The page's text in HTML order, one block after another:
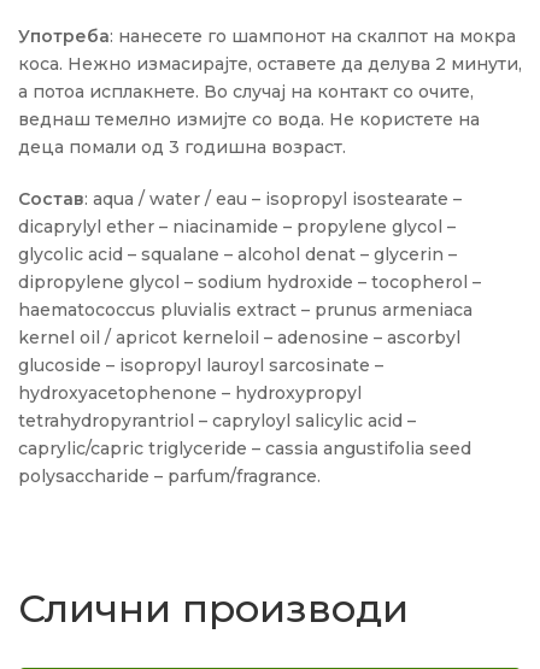
Употреба: нанесете го шампонот на скалпот на мокра
коса. Нежно измасирајте, оставете да делува 2 минути,
а потоа исплакнете. Во случај на контакт со очите,
веднаш темелно измијте со вода. Не користете на
деца помали од 3 годишна возраст.
Состав: aqua / water / eau – isopropyl isostearate –
dicaprylyl ether – niacinamide – propylene glycol –
glycolic acid – squalane – alcohol denat – glycerin –
dipropylene glycol – sodium hydroxide – tocopherol –
haematococcus pluvialis extract – prunus armeniaca
kernel oil / apricot kerneloil – adenosine – ascorbyl
glucoside – isopropyl lauroyl sarcosinate –
hydroxyacetophenone – hydroxypropyl
tetrahydropyrantriol – capryloyl salicylic acid –
caprylic/capric triglyceride – cassia angustifolia seed
polysaccharide – parfum/fragrance.
Слични производи